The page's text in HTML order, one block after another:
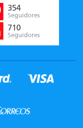
354
Seguidores
710
Seguidores